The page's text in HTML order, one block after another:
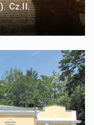
Cz.II.